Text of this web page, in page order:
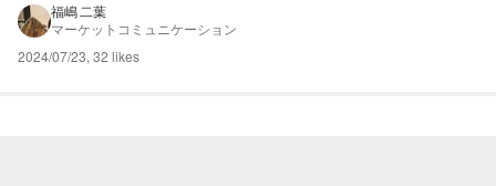
の川辺さんにお話を伺ってきました！ 川辺 隆史（かわべ たかし）
1993年S&I入社。ネットワークSEとして...
福嶋 二葉
マーケットコミュニケーション
2024/07/23, 32 likes